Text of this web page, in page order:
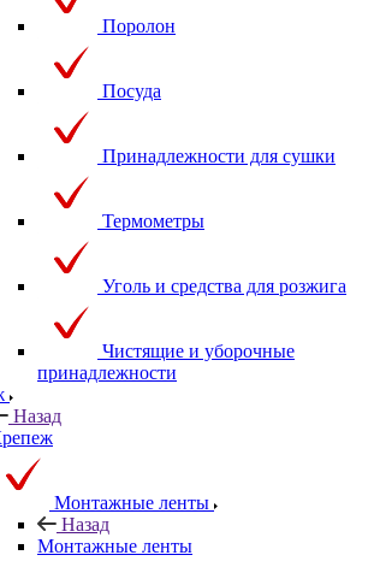
Поролон
Посуда
Принадлежности для сушки
Термометры
Уголь и средства для розжига
Чистящие и уборочные
принадлежности
Назад
Монтажные ленты
Назад
Монтажные ленты